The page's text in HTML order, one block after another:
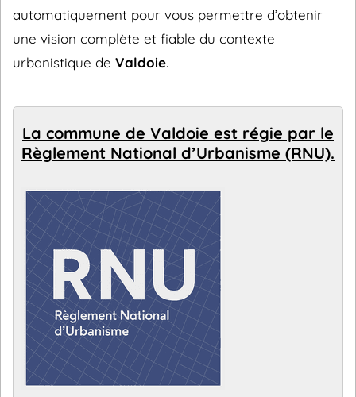
automatiquement pour vous permettre d’obtenir
une vision complète et fiable du contexte
urbanistique de Valdoie.
La commune de Valdoie est régie par le
Règlement National d’Urbanisme (RNU).